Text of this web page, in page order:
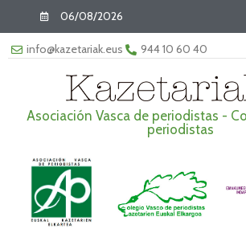
06/08/2026
info@kazetariak.eus 944 10 60 40
Asociación Vasca de periodistas -
periodistas